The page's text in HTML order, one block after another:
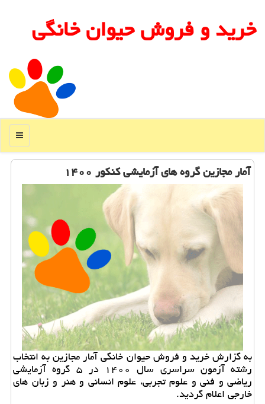
خرید و فروش حیوان خانگی
منو
آمار مجازین گروه های آزمایشی کنکور ۱۴۰۰
به گزارش خرید و فروش حیوان خانگی آمار مجازین به انتخاب
رشته آزمون سراسری سال ۱۴۰۰ در ۵ گروه آزمایشی
ریاضی و فنی و علوم تجربی، علوم انسانی و هنر و زبان های
خارجی اعلام گردید.